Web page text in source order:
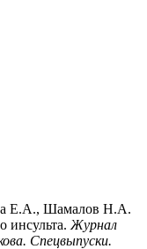
Е.А., Шамалов Н.А.
инсульта. Журнал
Спецвыпуски.